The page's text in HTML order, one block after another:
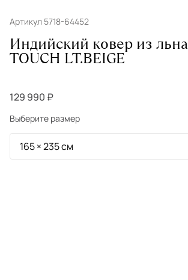
Артикул 5718-64452
Индийский ковер из
TOUCH LT.BEIGE
129 990 ₽
Выберите размер